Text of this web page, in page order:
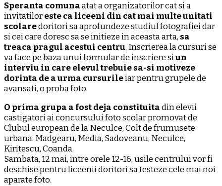
Speranta comunaatat a organizatorilor cat si a
invitatiloreste ca liceeni din cat mai multe unitati
scolaredoritori sa aprofundeze studiul fotografiei dar
si cei care doresc sa se initieze in aceasta arta, sa
treaca pragul acestui centru. Inscrierea la cursuri se
va face pe baza unui formular de inscriere siun
interviu in care elevul trebuie sa-si motiveze
dorinta de a urma cursurileiar pentru grupele de
avansati, o proba foto.
O prima grupa a fost deja constituitadin elevii
castigatori ai concursului foto scolar promovat de
Clubul european de la Neculce, Colt de frumusete
urbana: Madgearu, Media, Sadoveanu, Neculce,
Kiritescu, Coanda.
Sambata, 12 mai, intre orele 12-16, usile centrului vor fi
deschise pentru liceenii doritori sa testeze cele mai noi
aparate foto.